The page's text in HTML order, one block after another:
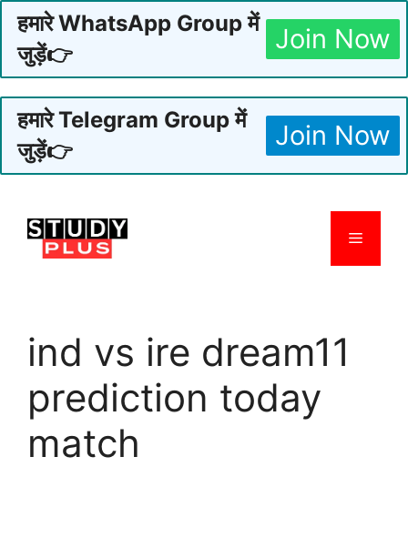
हमारे WhatsApp Group में
जुड़ें👉
Join Now
हमारे Telegram Group में
जुड़ें👉
Join Now
content
Menu
ind vs ire dream11
prediction today
match